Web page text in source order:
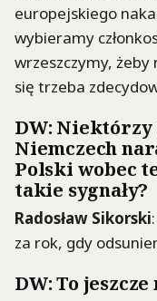
europejskiego
wybieramy
wrzeszczymy, żeby
się trzeba
DW:
Niemczech
Polski wobec
takie sygnały?
Radosław Sikorski
za rok, gdy
DW: To